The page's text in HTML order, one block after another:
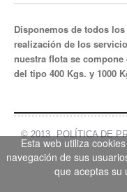
Disponemos de todos
realización de los
nuestra flota se
del tipo 400 Kgs. y 1000
© 2013 POLÍTICA DE
Esta web utiliza
navegación de sus
que aceptas su